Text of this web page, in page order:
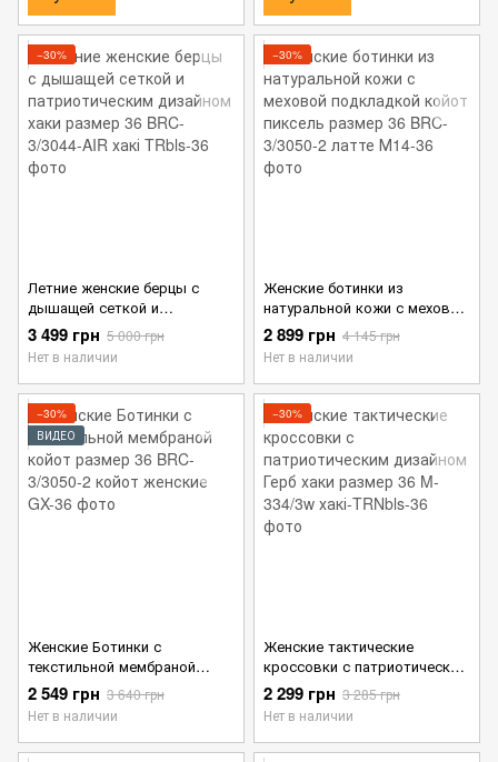
−30%
Летние женские берцы с
дышащей сеткой и
патриотическим дизайном
хаки размер 36
3 499 грн 5 000 грн
Нет в наличии
−30%
Женские ботинки из
натуральной кожи с меховой
подкладкой койот пиксель
размер 36
2 899 грн 4 145 грн
Нет в наличии
−30%
ВИДЕО
Женские Ботинки с
текстильной мембраной
койот размер 36
2 549 грн 3 640 грн
Нет в наличии
−30%
Женские тактические
кроссовки с патриотическим
дизайном Герб хаки размер
36
2 299 грн 3 285 грн
Нет в наличии